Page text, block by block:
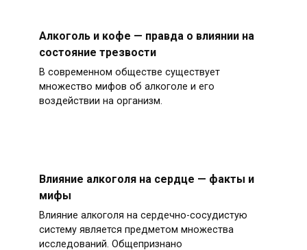
Алкоголь и кофе — правда о влиянии на
состояние трезвости
В современном обществе существует
множество мифов об алкоголе и его
воздействии на организм.
Влияние алкоголя на сердце — факты и
мифы
Влияние алкоголя на сердечно-сосудистую
систему является предметом множества
исследований. Общепризнано